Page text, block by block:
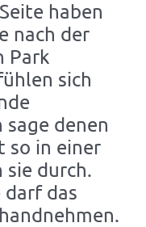
haben
nach der
Park
sich
denen
so in einer
sie durch.
darf das